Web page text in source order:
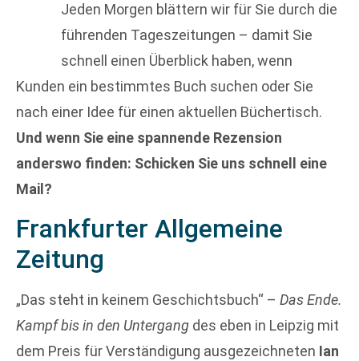
Jeden Morgen blättern wir für Sie durch die
führenden Tageszeitungen – damit Sie
schnell einen Überblick haben, wenn
Kunden ein bestimmtes Buch suchen oder Sie
nach einer Idee für einen aktuellen Büchertisch.
Und wenn Sie eine spannende Rezension
anderswo finden: Schicken Sie uns schnell eine
Mail?
Frankfurter Allgemeine
Zeitung
„Das steht in keinem Geschichtsbuch“ – Das Ende.
Kampf bis in den Untergang des eben in Leipzig mit
dem Preis für Verständigung ausgezeichneten Ian